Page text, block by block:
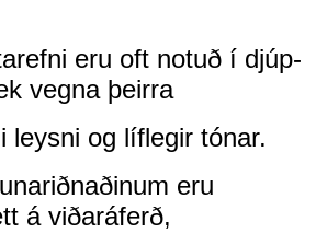
eru oft notuð í djúp-
vegna þeirra
leysni og líflegir tónar.
eru
á viðaráferð,